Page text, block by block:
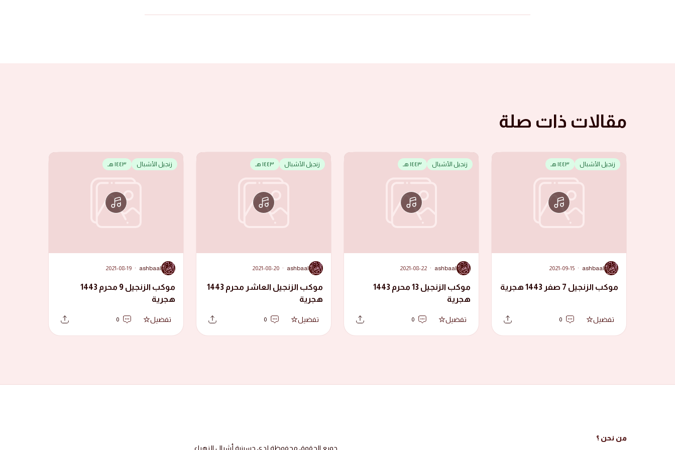
مقالات ذات صلة
زنجيل الأشبال ١٤٤٣ هـ
A
ashbaal
·
2021-09-15
موكب الزنجيل 7 صفر 1443 هجرية
تفضيل 0
زنجيل الأشبال ١٤٤٣ هـ
A
ashbaal
·
2021-08-22
موكب الزنجيل 13 محرم 1443
هجرية
تفضيل 0
زنجيل الأشبال ١٤٤٣ هـ
A
ashbaal
·
2021-08-20
موكب الزنجيل العاشر محرم 1443
هجرية
تفضيل 0
زنجيل الأشبال ١٤٤٣ هـ
A
ashbaal
·
2021-08-19
موكب الزنجيل 9 محرم 1443
هجرية
تفضيل 0
من نحن ؟
جميع الحقوق محفوظة لدى حسينية أشبال الزهراء.